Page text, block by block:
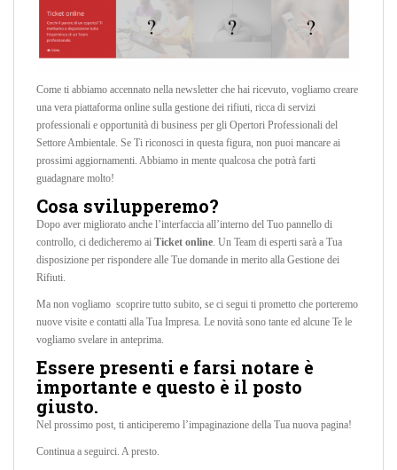
Come ti abbiamo accennato nella newsletter che hai ricevuto, vogliamo creare
una vera piattaforma online sulla gestione dei rifiuti, ricca di servizi
professionali e opportunità di business per gli Opertori Professionali del
Settore Ambientale. Se Ti riconosci in questa figura, non puoi mancare ai
prossimi aggiornamenti. Abbiamo in mente qualcosa che potrà farti
guadagnare molto!
Cosa svilupperemo?
Dopo aver migliorato anche l’interfaccia all’interno del Tuo pannello di
controllo, ci dedicheremo ai Ticket online. Un Team di esperti sarà a Tua
disposizione per rispondere alle Tue domande in merito alla Gestione dei
Rifiuti.
Ma non vogliamo scoprire tutto subito, se ci segui ti prometto che porteremo
nuove visite e contatti alla Tua Impresa. Le novità sono tante ed alcune Te le
vogliamo svelare in anteprima.
Essere presenti e farsi notare è
importante e questo è il posto
giusto.
Nel prossimo post, ti anticiperemo l’impaginazione della Tua nuova pagina!
Continua a seguirci. A presto.